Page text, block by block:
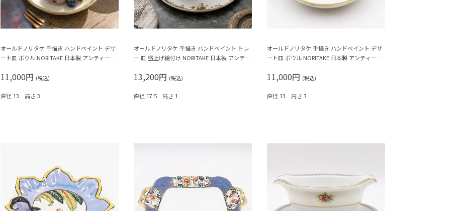
オールドノリタケ 手描き ハンドペイント デザ
ート皿 ボウル NORITAKE 日本製 アンティーク
11,000円 (税込)
直径 13 高さ 3
オールドノリタケ 手描き ハンドペイント トレ
ー 皿 盛上げ絵付け NORITAKE 日本製 アンティ
13,200円 (税込)
直径 17.5 高さ 1
オールドノリタケ 手描き ハンドペイント デザ
ート皿 ボウル NORITAKE 日本製 アンティーク
11,000円 (税込)
直径 13 高さ 3